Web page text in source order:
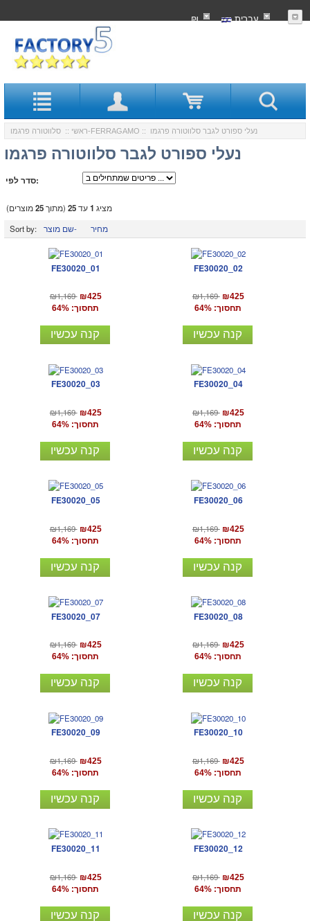
עִברִית ₪
ראשי :: סלווטורה פרגמו-FERRAGAMO :: נעלי ספורט לגבר סלווטורה פרגמו
נעלי ספורט לגבר סלווטורה פרגמו
סדר לפי:
מציג 1עד25 (מתוך25מוצרים)
Sort by:
שם מוצר- מחיר
FE30020_01
₪1,169 ₪425
תחסוך: 64%
קנה עכשיו
FE30020_02
₪1,169 ₪425
תחסוך: 64%
קנה עכשיו
FE30020_03
₪1,169 ₪425
תחסוך: 64%
קנה עכשיו
FE30020_04
₪1,169 ₪425
תחסוך: 64%
קנה עכשיו
FE30020_05
₪1,169 ₪425
תחסוך: 64%
קנה עכשיו
FE30020_06
₪1,169 ₪425
תחסוך: 64%
קנה עכשיו
FE30020_07
₪1,169 ₪425
תחסוך: 64%
קנה עכשיו
FE30020_08
₪1,169 ₪425
תחסוך: 64%
קנה עכשיו
FE30020_09
₪1,169 ₪425
תחסוך: 64%
קנה עכשיו
FE30020_10
₪1,169 ₪425
תחסוך: 64%
קנה עכשיו
FE30020_11
₪1,169 ₪425
תחסוך: 64%
קנה עכשיו
FE30020_12
₪1,169 ₪425
תחסוך: 64%
קנה עכשיו